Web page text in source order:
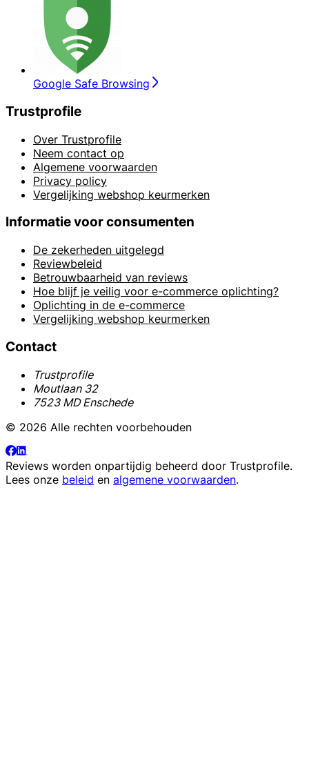
Google Safe Browsing
Trustprofile
Over Trustprofile
Neem contact op
Algemene voorwaarden
Privacy policy
Vergelijking webshop keurmerken
Informatie voor consumenten
De zekerheden uitgelegd
Reviewbeleid
Betrouwbaarheid van reviews
Hoe blijf je veilig voor e-commerce oplichting?
Oplichting in de e-commerce
Vergelijking webshop keurmerken
Contact
Trustprofile
Moutlaan 32
7523 MD Enschede
© 2026 Alle rechten voorbehouden
Reviews worden onpartijdig beheerd door Trustprofile.
Lees onze beleid en algemene voorwaarden.